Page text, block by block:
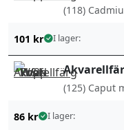
(118)
101 kr I lager:
(125) Caput
86 kr I lager: